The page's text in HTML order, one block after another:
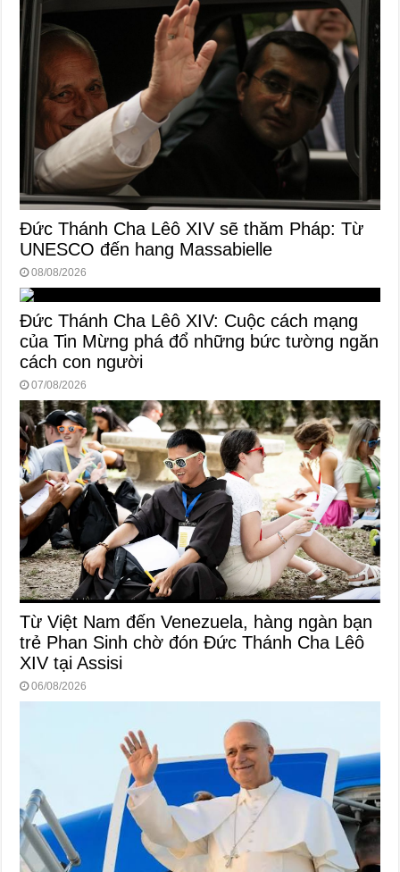
Đức Thánh Cha Lêô XIV sẽ thăm Pháp: Từ
UNESCO đến hang Massabielle
08/08/2026
Đức Thánh Cha Lêô XIV: Cuộc cách mạng
của Tin Mừng phá đổ những bức tường ngăn
cách con người
07/08/2026
Từ Việt Nam đến Venezuela, hàng ngàn bạn
trẻ Phan Sinh chờ đón Đức Thánh Cha Lêô
XIV tại Assisi
06/08/2026